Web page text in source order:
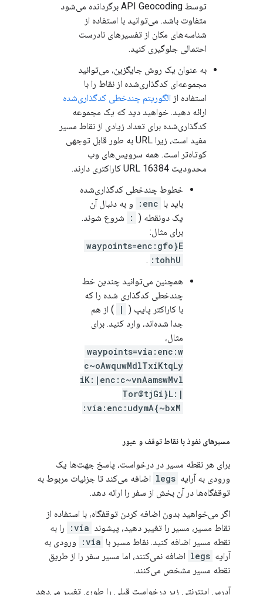
توسط API Geocoding برگردانده می‌شود
متفاوت باشد. می‌توانید با استفاده از
شناسه‌های مکان از تفسیرهای نادرست
احتمالی جلوگیری کنید.
به عنوان یک روش جایگزین، می‌توانید
مجموعه‌ای کدگذاری‌شده از نقاط را با
استفاده از الگوریتم چندخطی کدگذاری‌شده
ارائه دهید. خواهید دید که یک مجموعه
کدگذاری‌شده برای تعداد زیادی از نقاط مسیر
مفید است، زیرا URL به طور قابل توجهی
کوتاه‌تر است. همه سرویس‌های وب
محدودیت URL 16384 کاراکتری دارند.
خطوط چندخطی کدگذاری‌شده
باید با enc:
و به دنبال آن
یک دونقطه ( :
شروع شوند.
برای مثال:
waypoints=enc:gfo}E
tohhU:
.
همچنین می‌توانید چندین خط
چندخطی کدگذاری شده را که
با کاراکتر پایپ ( |
) از هم
جدا شده‌اند، وارد کنید. برای
مثال،
waypoints=via:enc:w
c~oAwquwMdlTxiKtqLy
iK:|enc:c~vnAamswMvl
Tor@tjGi}L:|
via:enc:udymA{~bxM:
مسیرهای نفوذ با نقاط توقف و عبور
برای هر نقطه مسیر در درخواست، پاسخ جهت‌ها یک
ورودی به آرایه legs اضافه می‌کند تا جزئیات مربوط به
توقفگاه‌ها در آن بخش از سفر را ارائه دهد.
اگر می‌خواهید بدون اضافه کردن توقفگاه، با استفاده از
نقاط مسیر، مسیر را تغییر دهید، پیشوند via:
را به
نقطه مسیر اضافه کنید. نقاط مسیر با via:
ورودی به
آرایه legs اضافه نمی‌کنند، اما مسیر سفر را از طریق
نقطه مسیر مشخص می‌کنند.
آدرس اینترنتی زیر درخواست قبلی را طوری تغییر می‌دهد